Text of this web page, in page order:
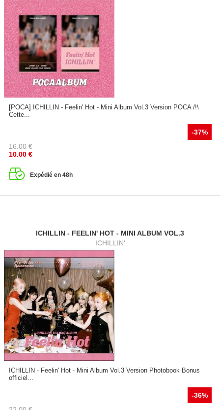
[POCA] ICHILLIN - Feelin' Hot - Mini Album Vol.3 Version POCA /!\
Cette...
-37%
16.00 €
10.00 €
Expédié en 48h
ICHILLIN - FEELIN' HOT - MINI ALBUM VOL.3
ICHILLIN'
ICHILLIN - Feelin' Hot - Mini Album Vol.3 Version Photobook Bonus
officiel...
-36%